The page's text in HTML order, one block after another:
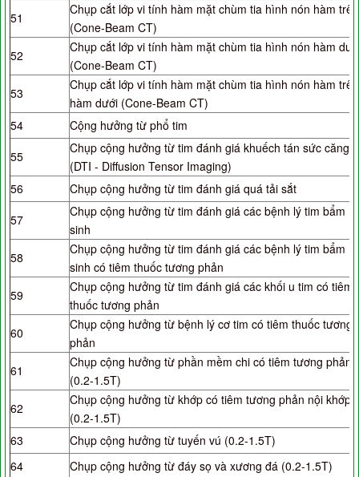
51
Chụp cắt lớp vi tính hàm mặt chùm tia hình nón hàm trên
(Cone-Beam CT)
52
Chụp cắt lớp vi tính hàm mặt chùm tia hình nón hàm
(Cone-Beam CT)
53
Chụp cắt lớp vi tính hàm mặt chùm tia hình nón hàm trên
hàm dưới (Cone-Beam CT)
54
Cộng hưởng từ phổ tim
55
Chụp cộng hưởng từ tim đánh giá khuếch tán sức căng
(DTI - Diffusion Tensor Imaging)
56
Chụp cộng hưởng từ tim đánh giá quá tải sắt
57
Chụp cộng hưởng từ tim đánh giá các bệnh lý tim bẩm
sinh
58
Chụp cộng hưởng từ tim đánh giá các bệnh lý tim bẩm
sinh có tiêm thuốc tương phản
59
Chụp cộng hưởng từ tim đánh giá các khối u tim có tiêm
thuốc tương phản
60
Chụp cộng hưởng từ bệnh lý cơ tim có tiêm thuốc tương
phản
61
Chụp cộng hưởng từ phần mềm chi có tiêm tương phản
(0.2-1.5T)
62
Chụp cộng hưởng từ khớp có tiêm tương phản nội khớp
(0.2-1.5T)
63
Chụp cộng hưởng từ tuyến vú (0.2-1.5T)
64
Chụp cộng hưởng từ đáy sọ và xương đá (0.2-1.5T)